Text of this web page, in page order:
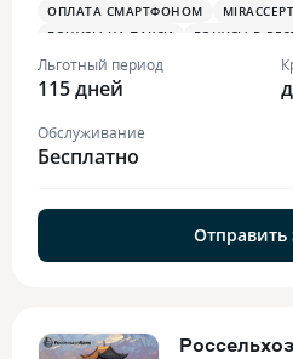
ОПЛАТА СМАРТФОНОМ
MIRACCEPT
БОНУСЫ НА ТАКСИ
БОНУСЫ В
Льготный период
115 дней
Обслуживание
Бесплатно
Отправить